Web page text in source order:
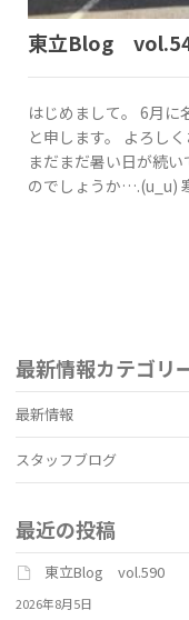
東立Blog
はじめまして。 6月に
と申します。 よろし
まだまだ暑い日が続
のでしょうか….(u_u)
最新情報カテゴリ
最新情報
スタッフブログ
最近の投稿
東立Blog vol.590
2026年8月5日